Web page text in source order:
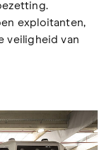
exploitanten,
veiligheid van